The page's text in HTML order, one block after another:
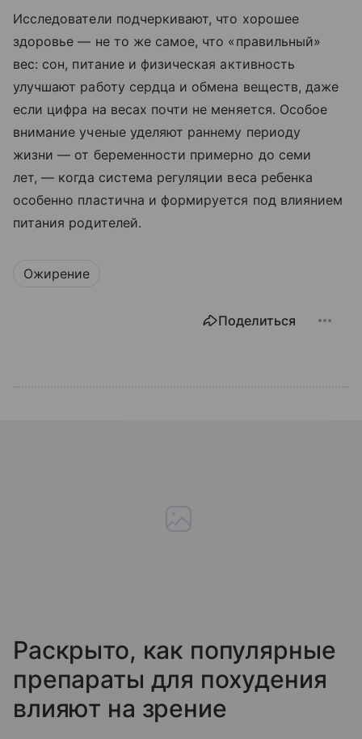
Исследователи подчеркивают, что хорошее
здоровье — не то же самое, что «правильный»
вес: сон, питание и физическая активность
улучшают работу сердца и обмена веществ, даже
если цифра на весах почти не меняется. Особое
внимание ученые уделяют раннему периоду
жизни — от беременности примерно до семи
лет, — когда система регуляции веса ребенка
особенно пластична и формируется под влиянием
питания родителей.
Ожирение
Поделиться
Раскрыто, как популярные
препараты для похудения
влияют на зрение